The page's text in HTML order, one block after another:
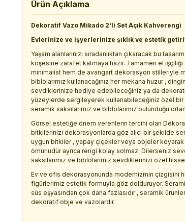
Ürün Açıklama
Dekoratif Vazo Mikado 2'li Set Açık Kahverengi
Evlerinize ve işyerlerinize şıklık ve estetik
Yaşam alanlarınızı sıradanlıktan çıkaracak bu
köşesine zarafet katmaya hazır. Tamamen el
minimalist hem de avangart dekorasyon stilleriyle
biblolarımız kullanacağınız her mekana huzur ,
sevdiklerinize hediye edebileceğiniz ya da
yüzeylerde sergileyerek kullanabileceğiniz özel bir
seramik saksılarımız ve biblolarımız bulunduğu
Görsel estetiğe önem verenlerin tercihi olan
bitkilerinizi dekorasyonlarda göz alıcı bir şekilde
uygun bitkiler , yapay çiçekler veya objeler
ömürlüdür ayrıca rengi kolay solmaz. Dilerseniz
saksılarımız ve biblolarımız sevdiklerinizi özel
Ev ve ofis dekorasyonunda modernizmin çizgisini
figürlerimiz estetik formuyla göz dolduruyor.
süs eşyasından çok daha fazlasıdır , seramik
dekoratif obje ve vazolardır.